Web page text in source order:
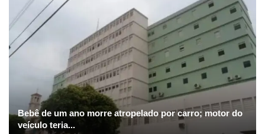
Bebê de um ano morre atropelado por carro; motor do
veículo teria...